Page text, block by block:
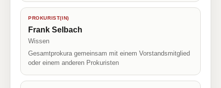
PROKURIST(IN)
Frank Selbach
Wissen
Gesamtprokura gemeinsam mit einem Vorstandsmitglied
oder einem anderen Prokuristen